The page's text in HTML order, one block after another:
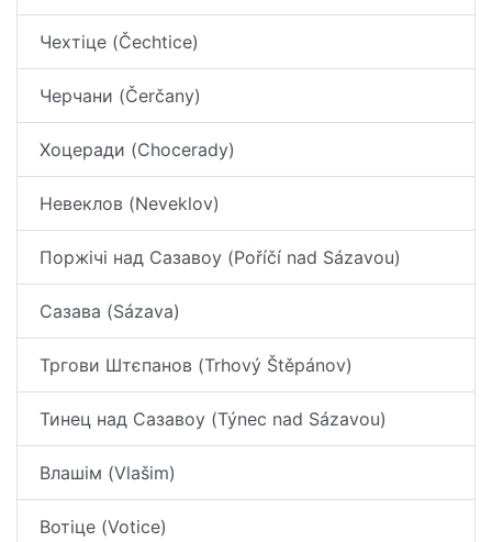
Чехтіце (Čechtice)
Черчани (Čerčany)
Хоцеради (Chocerady)
Невеклов (Neveklov)
Поржічі над Сазавоу (Poříčí nad Sázavou)
Сазава (Sázava)
Тргови Штєпанов (Trhový Štěpánov)
Тинец над Сазавоу (Týnec nad Sázavou)
Влашім (Vlašim)
Вотіце (Votice)